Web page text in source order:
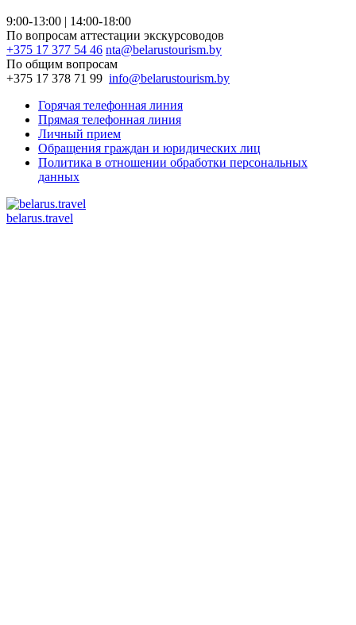
9:00-13:00 | 14:00-18:00
По вопросам аттестации экскурсоводов
+375 17 377 54 46 nta@belarustourism.by
По общим вопросам
+375 17 378 71 99 info@belarustourism.by
Горячая телефонная линия
Прямая телефонная линия
Личный прием
Обращения граждан и юридических лиц
Политика в отношении обработки персональных
данных
belarus.travel